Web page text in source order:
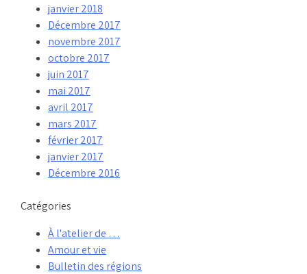
janvier 2018
Décembre 2017
novembre 2017
octobre 2017
juin 2017
mai 2017
avril 2017
mars 2017
février 2017
janvier 2017
Décembre 2016
Catégories
À l'atelier de …
Amour et vie
Bulletin des régions